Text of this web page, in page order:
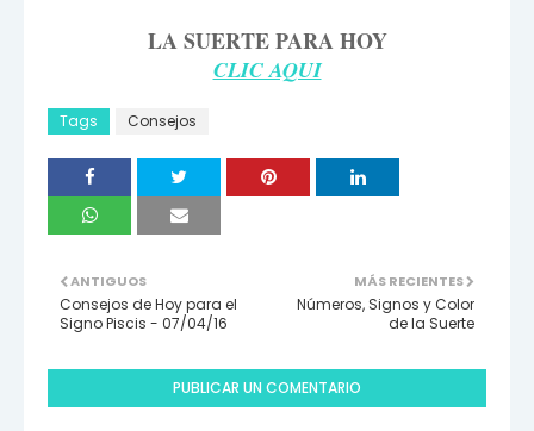
LA SUERTE PARA HOY
CLIC AQUI
Tags Consejos
MÁS RECIENTES
Números, Signos y Color
de la Suerte
ANTIGUOS
Consejos de Hoy para el
Signo Piscis - 07/04/16
PUBLICAR UN COMENTARIO